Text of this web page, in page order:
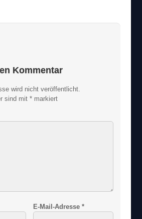
Kommentar
wird nicht veröffentlicht.
sind mit* markiert
E-Mail-Adresse *